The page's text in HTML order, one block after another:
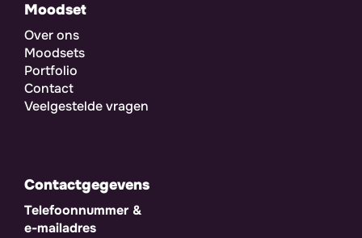
Moodset
Over ons
Moodsets
Portfolio
Contact
Veelgestelde vragen
Contactgegevens
Telefoonnummer &
e-mailadres